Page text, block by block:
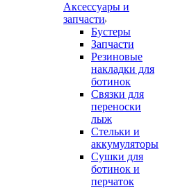
Аксессуары и
запчасти
Бустеры
Запчасти
Резиновые
накладки для
ботинок
Связки для
переноски
лыж
Стельки и
аккумуляторы
Сушки для
ботинок и
перчаток